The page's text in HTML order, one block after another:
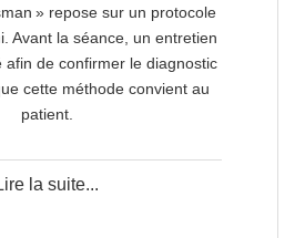
» repose sur un protocole
Avant la séance, un entretien
afin de confirmer le diagnostic
cette méthode convient au
patient.
la suite...